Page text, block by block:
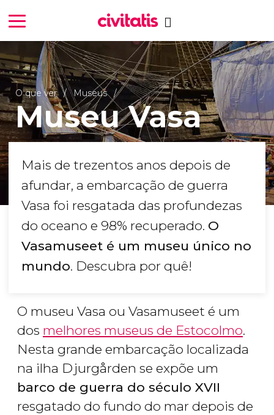
O que ver Museus
Museu Vasa
Mais de trezentos anos depois de
afundar, a embarcação de guerra
Vasa foi resgatada das profundezas
do oceano e 98% recuperado. O
Vasamuseet é um museu único no
mundo. Descubra por quê!
O museu Vasa ou Vasamuseet é um
dos melhores museus de Estocolmo.
Nesta grande embarcação localizada
na ilha Djurgården se expõe um
barco de guerra do século XVII
resgatado do fundo do mar depois de